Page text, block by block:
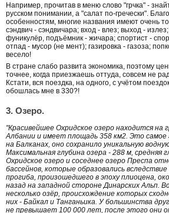
Например, прочитав в меню слово "грчка" -
русском понимании, а "салат по-гречески".
особенностям, многие названия имеют очень
сэндвич - сэндвичара; вход - влез; выход -
фуникулёр, подъёмник - жичара; спортист -
отпад - мусор (не мент); газировка - газоза;
весело!
В стране слабо развита экономика, поэтому
точнее, когда приезжаешь оттуда, совсем не
Кстати, вся поездка, на одного, с учётом
обошлась мне в 330?!
3. Озеро.
"Красивейшее Охридское озеро находится на
Албании и имеет площадь 358 км2. Это самое
на Балканах, оно сохранило уникальную
Максимальная глубина озера - 288 м, средняя
Охридское озеро и соседнее озеро Преспа
бассейнов, которые образовались
прогиба, произошедшего в эпоху плиоцена,
назад на западной стороне Динарских Альп.
несколько озёр, происхождение которых
них - Байкал и Танганьика. У большинства
не превышает 100 000 лет, после этого они